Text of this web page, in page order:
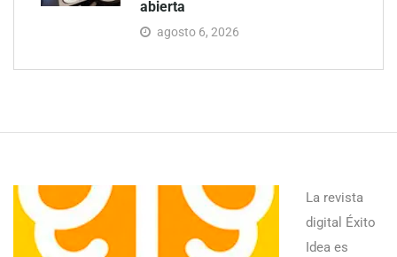
abierta
agosto 6, 2026
La revista
digital Éxito
Idea es